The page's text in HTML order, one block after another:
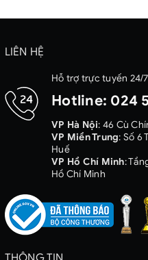
LIÊN HỆ
Hỗ trợ trực tuyến 24/7
Hotline: 024
VP Hà Nội: 46 Cù
VP Miền Trung: Số 6
Huế
VP Hồ Chí Minh:
Hồ Chí Minh